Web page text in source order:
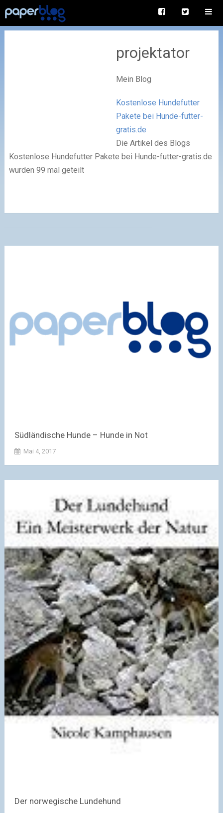
projektator
Mein Blog
Kostenlose Hundefutter
Pakete bei Hunde-futter-
gratis.de
Die Artikel des Blogs
Kostenlose Hundefutter Pakete bei Hunde-futter-gratis.de
wurden 99 mal geteilt
Südländische Hunde – Hunde in Not
Mai 4, 2017
Der norwegische Lundehund